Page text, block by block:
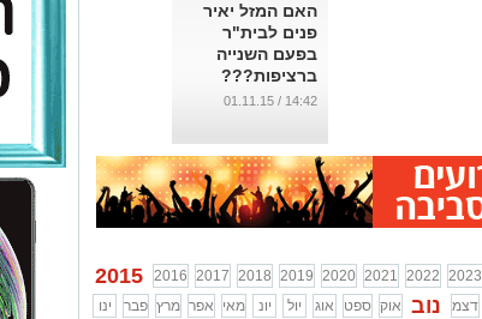
האם המזל יאיר
פנים לבית"ר
בפעם השנייה
ברציפות???
...
14:42 / 01.11.15
2015 2016 2017 2018 2019 2020 2021 2022 2023
ינו
פבר מרץ אפר מאי יונ יול אוג ספט אוק נוב דצמ